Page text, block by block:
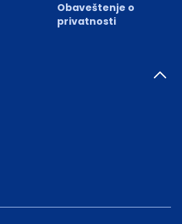
Obaveštenje o
privatnosti